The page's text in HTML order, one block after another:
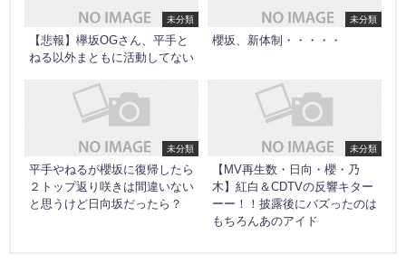
未分類
【悲報】欅坂OGさん、平手と
ねる以外まともに活動してない
未分類
櫻坂、新体制・・・・・
未分類
平手やねるが櫻坂に復帰したら
２トップ返り咲きは間違いない
と思うけど日向坂だったら？
未分類
【MV再生数・日向・櫻・乃
木】紅白＆CDTVの反響キター
ーー！！披露後にバズったのは
もちろんあのアイド